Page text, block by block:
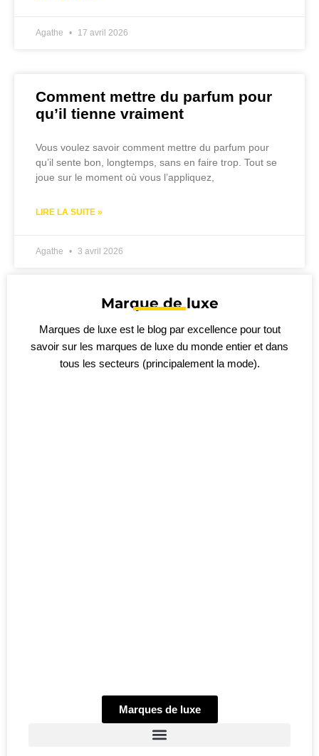
Agathe 17 avril 2026
Comment mettre du parfum pour
qu’il tienne vraiment
Vous voulez savoir comment mettre du parfum pour
qu’il sente bon, longtemps, sans en faire trop. Tout se
joue sur le moment où vous l’appliquez,
LIRE LA SUITE »
Agathe 3 avril 2026
Marque de luxe
Marques de luxe est le blog par excellence pour tout
savoir sur les marques de luxe du monde entier et dans
tous les secteurs (principalement la mode).
Marques de luxe